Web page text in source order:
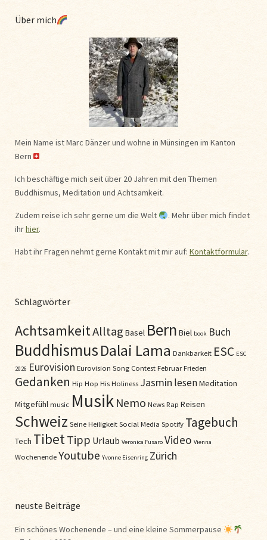
Über mich
Mein Name ist Marc Dänzer und wohne in Münsingen im Kanton
Bern
Ich beschäftige mich seit über 20 Jahren mit den Themen
Buddhismus, Meditation und Achtsamkeit.
Zudem reise ich sehr gerne um die Welt
. Mehr über mich findet
ihrhier.
Habt ihr Fragen nehmt gerne Kontakt mit mir auf: Kontaktformular.
Schlagwörter
AchtsamkeitAlltag Basel Bern Biel book Buch
BuddhismusDalai Lama Dankbarkeit ESC ESC
2026 Eurovision Eurovision Song ContestFebruarFrieden
Gedanken Hip Hop His Holiness Jasmin lesenMeditation
Mitgefühlmusic Musik Nemo NewsRap Reisen
Schweiz Seine HeiligkeitSocial Media Spotify Tagebuch
Tech TibetTipp Urlaub Veronica Fusaro Video Vienna
WochenendeYoutube Yvonne Eisenring Zürich
neuste Beiträge
Ein schönes Wochenende – und eine kleine Sommerpause